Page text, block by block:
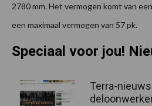
2780 mm. Het vermogen komt van
een maximaal vermogen van 57 pk.
Speciaal voor jou!
Terra-